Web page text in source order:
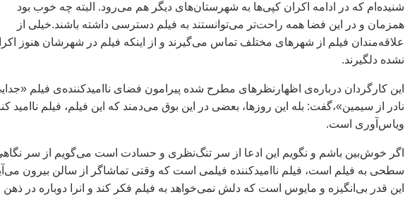
شنيده‌ام که در ادامه اکران کپی‌ها به شهرستان‌های ديگر هم می‌رود. البته چه خوب بود
همزمان و در اين فضا همه راحت‌تر می‌توانستند به فيلم دسترسی داشته باشند.خيلی از
علاقه‌مندان فيلم از شهرهای مختلف تماس می‌گيرند و از اينکه فيلم در شهرشان هنوز
نشده دلگيرند.
اين کارگردان درباره‌ی اظهارنظرهای مطرح شده پيرامون فضای نااميد‌کننده‌ی فيلم
نادر از سيمين»،گفت: بله اين روزها، بعضی در اين بوق می‌دمند که اين فيلم، فيلم نااميد
وياس‌آوری است.
اگر خوش‌بين باشم و نگويم اين ادعا از سر تنگ‌نظری و حسادت است می‌گويم از سر
سطحی به فيلم است، فيلم نااميدکننده فيلمی است که وقتی تماشاگر از سالن بيرون
اين قدر بی‌انگيزه و مايوس است که دلش نمی‌خواهد به فيلم فکر کند و انرا دوباره در ذهن